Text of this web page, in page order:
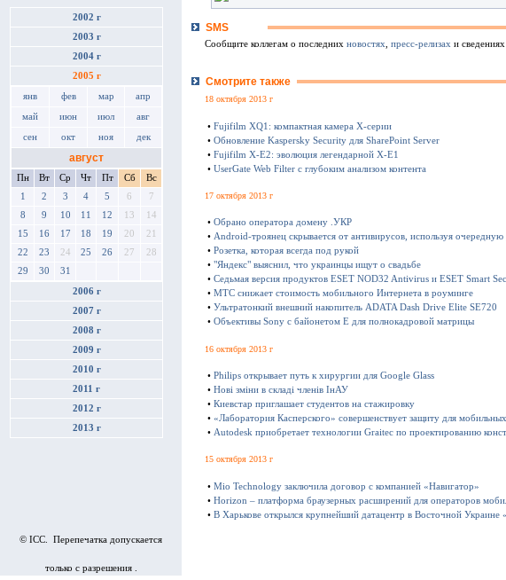
2002 г
2003 г
2004 г
2005 г
янв фев мар апр
май июн июл авг
сен окт ноя дек
август
Пн Вт Ср Чт Пт Сб
Вс
1
2 3 4 5 6
7
8
9 10 11 12 13
14
15
16 17 18 19 20
21
22
23 24 25 26 27
28
29
30 31
2006 г
2007 г
2008 г
2009 г
2010 г
2011 г
2012 г
2013 г
© ICC. Перепечатка допускается
только с разрешения .
SMS
Сообщите коллегам о последних новостях пресс-релизах и сведениях
Смотрите также
18 октября 2013 г
• Fujifilm XQ1: компактная камера Х-серии
• Обновление Kaspersky Security для SharePoint Server
• Fujifilm X-E2: эволюция легендарной X-E1
• UserGate Web Filter с глубоким анализом контента
17 октября 2013 г
• Обрано оператора домену .УКР
• Android-троянец скрывается от антивирусов, используя очередную
• Розетка, которая всегда под рукой
• "Яндекс" выяснил, что украинцы ищут о свадьбе
• Седьмая версия продуктов ESET NOD32 Antivirus и ESET Smart
• МТС снижает стоимость мобильного Интернета в роуминге
• Ультратонкий внешний накопитель ADATA Dash Drive Elite SE720
• Объективы Sony с байонетом E для полнокадровой матрицы
16 октября 2013 г
• Philips открывает путь к хирургии для Google Glass
• Нові зміни в складі членів ІнАУ
• Киевстар приглашает студентов на стажировку
• «Лаборатория Касперского» совершенствует защиту для
• Autodesk приобретает технологии Graitec по проектированию
15 октября 2013 г
• Mio Technology заключила договор с компанией «Навигатор»
• Horizon – платформа браузерных расширений для операторов
• В Харькове открылся крупнейший датацентр в Восточной Украине